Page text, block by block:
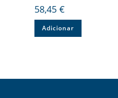
58,45€
Adicionar